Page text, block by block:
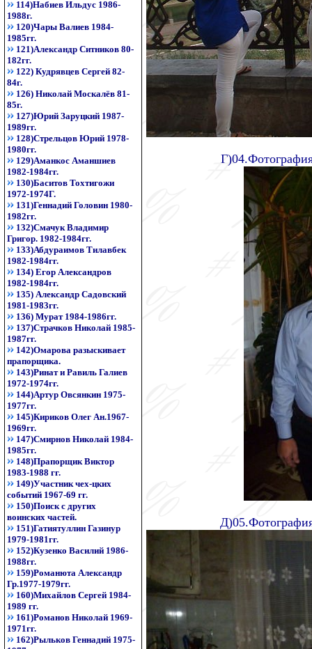
114)Набиев Ильдус 1986-
1988г.
120)Чары Валиев 1984-
1985гг.
121)Александр Ситников 80-
182гг.
122) Кудрявцев Сергей 82-
84г.
126) Николай Москалёв 81-
85г.
127)Юрий Заруцкий 1987-
1989гг.
128)Стрельцов Юрий 1978-
1980гг.
129)Аманкос Аманшиев
1982-1984гг.
130)Баситов Тохтигожи
1972-1974Г.
131)Геннадий Головин 1980-
1982гг.
132)Смачук Владимир
Григор. 1982-1984гг.
133)Абдураимов Тилавбек
1982-1984гг.
134) Егор Александров
1982-1984гг.
135) Александр Садовский
1981-1983гг.
136) Мурат 1984-1986гг.
137)Страчков Николай 1985-
1987гг.
142)Омарова разыскивает
прапорщика.
143)Ринат и Равиль Галиев
1972-1974гг.
144)Артур Овсянкин 1975-
1977гг.
145)Кириков Олег Ан.1967-
1969гг.
147)Смирнов Николай 1984-
1985гг.
148)Прапорщик Виктор
1983-1988 гг.
149)Участник чех-цких
событий 1967-69 гг.
150)Поиск с других
воинских частей.
151)Гатиятуллин Газинур
1979-1981гг.
152)Кузенко Василий 1986-
1988гг.
159)Романюта Александр
Гр.1977-1979гг.
160)Михайлов Сергей 1984-
1989 гг.
161)Романов Николай 1969-
1971гг.
162)Рыльков Геннадий 1975-